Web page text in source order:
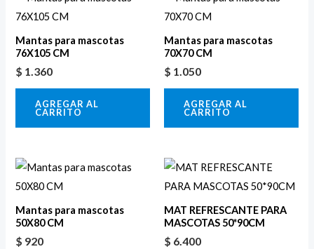
Mantas para mascotas
76X105 CM
$ 1.360
AGREGAR AL
CARRITO
Mantas para mascotas
70X70 CM
$ 1.050
AGREGAR AL
CARRITO
Mantas para mascotas
50X80 CM
$ 920
MAT REFRESCANTE PARA
MASCOTAS 50*90CM
$ 6.400